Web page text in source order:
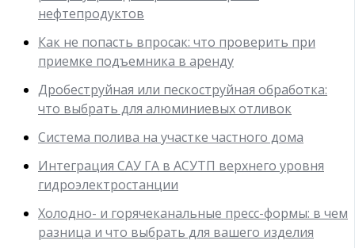
нефтепродуктов
Как не попасть впросак: что проверить при
приемке подъемника в аренду
Дробеструйная или пескоструйная обработка:
что выбрать для алюминиевых отливок
Система полива на участке частного дома
Интеграция САУ ГА в АСУТП верхнего уровня
гидроэлектростанции
Холодно- и горячеканальные пресс-формы: в чем
разница и что выбрать для вашего изделия